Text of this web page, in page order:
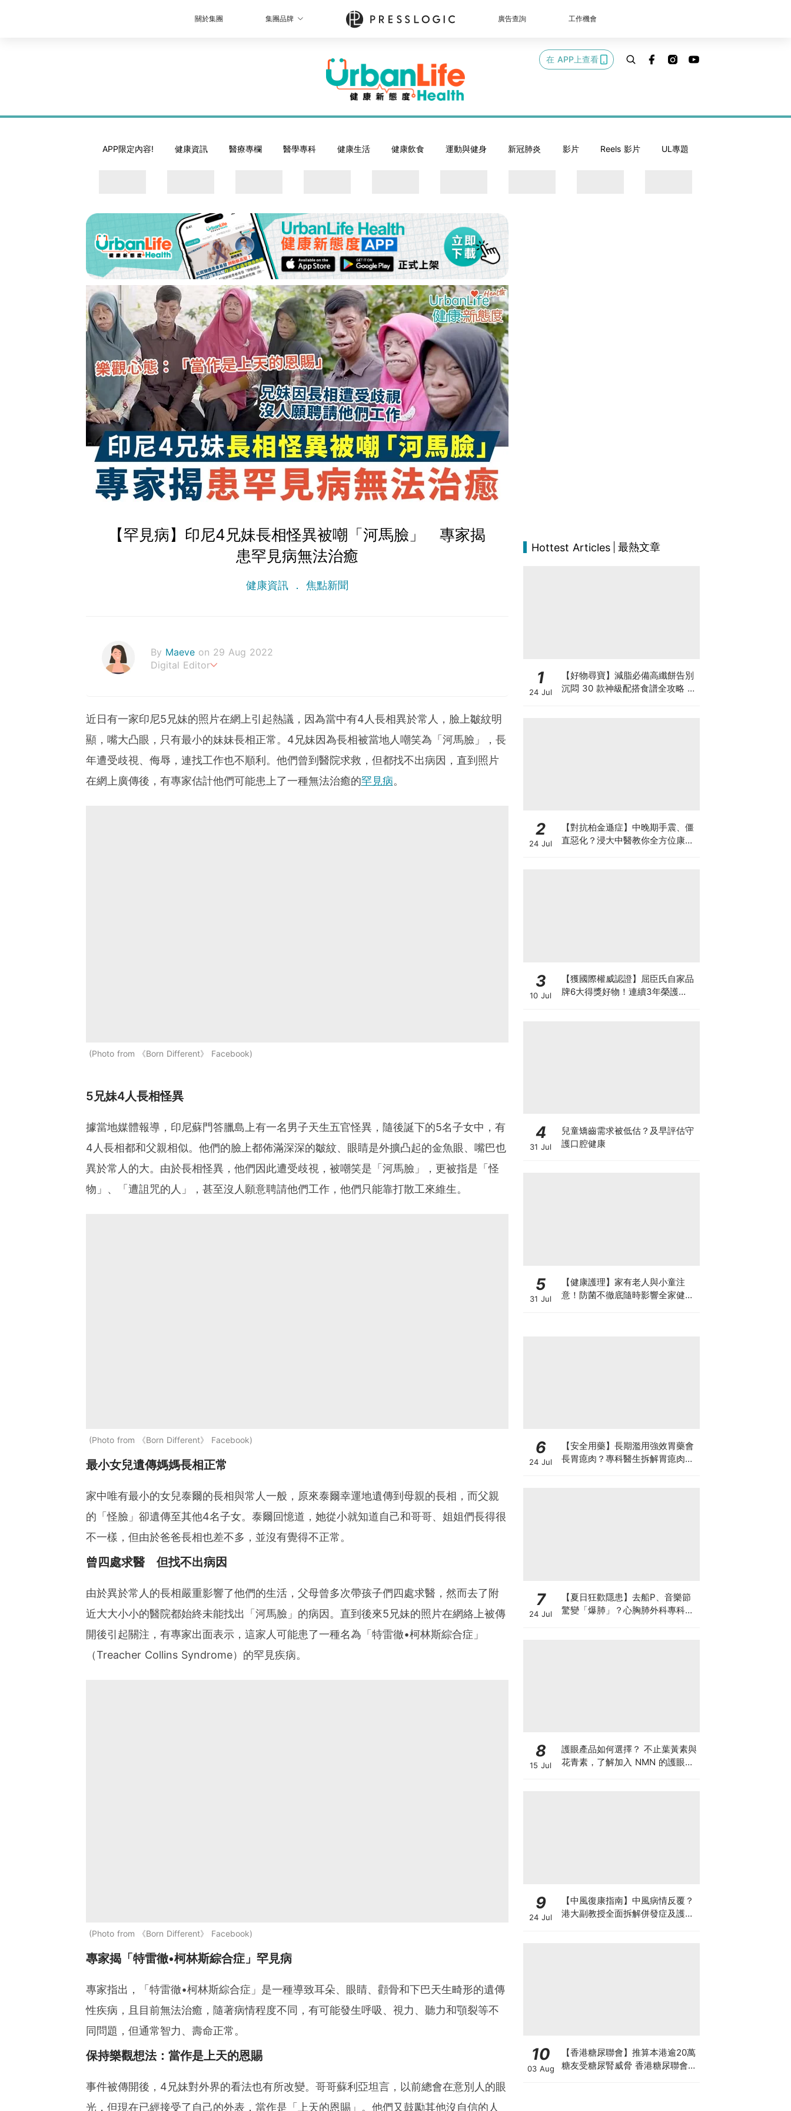
關於集團 集團品牌 廣告查詢 工作機會
在 APP上查看
APP限定內容! 健康資訊 醫療專欄 醫學專科 健康生活 健康飲食 運動與健身 新冠肺炎 影片 Reels 影片 UL專題
【罕見病】印尼4兄妹長相怪異被嘲「河馬臉」 專家揭
患罕見病無法治癒
健康資訊 焦點新聞
By Maeve on 29 Aug 2022
Digital Editor
近日有一家印尼5兄妹的照片在網上引起熱議，因為當中有4人長相異於常人，臉上皺紋明
顯，嘴大凸眼，只有最小的妹妹長相正常。4兄妹因為長相被當地人嘲笑為「河馬臉」，長
年遭受歧視、侮辱，連找工作也不順利。他們曾到醫院求救，但都找不出病因，直到照片
在網上廣傳後，有專家估計他們可能患上了一種無法治癒的罕見病。
Photo from 《Born Different》 Facebook
5兄妹4人長相怪異
據當地媒體報導，印尼蘇門答臘島上有一名男子天生五官怪異，隨後誕下的5名子女中，有
4人長相都和父親相似。他們的臉上都佈滿深深的皺紋、眼睛是外擴凸起的金魚眼、嘴巴也
異於常人的大。由於長相怪異，他們因此遭受歧視，被嘲笑是「河馬臉」，更被指是「怪
物」、「遭詛咒的人」，甚至沒人願意聘請他們工作，他們只能靠打散工來維生。
Photo from 《Born Different》 Facebook
最小女兒遺傳媽媽長相正常
家中唯有最小的女兒泰爾的長相與常人一般，原來泰爾幸運地遺傳到母親的長相，而父親
的「怪臉」卻遺傳至其他4名子女。泰爾回憶道，她從小就知道自己和哥哥、姐姐們長得很
不一樣，但由於爸爸長相也差不多，並沒有覺得不正常。
曾四處求醫 但找不出病因
由於異於常人的長相嚴重影響了他們的生活，父母曾多次帶孩子們四處求醫，然而去了附
近大大小小的醫院都始終未能找出「河馬臉」的病因。直到後來5兄妹的照片在網絡上被傳
開後引起關注，有專家出面表示，這家人可能患了一種名為「特雷徹•柯林斯綜合症」
（Treacher Collins Syndrome）的罕見疾病。
Photo from 《Born Different》 Facebook
專家揭「特雷徹•柯林斯綜合症」罕見病
專家指出，「特雷徹•柯林斯綜合症」是一種導致耳朵、眼睛、顴骨和下巴天生畸形的遺傳
性疾病，且目前無法治癒，隨著病情程度不同，有可能發生呼吸、視力、聽力和顎裂等不
同問題，但通常智力、壽命正常。
保持樂觀想法：當作是上天的恩賜
事件被傳開後，4兄妹對外界的看法也有所改變。哥哥蘇利亞坦言，以前總會在意別人的眼
光，但現在已經接受了自己的外表，當作是「上天的恩賜」。他們又鼓勵其他沒自信的人
Hottest Articles 最熱文章
1
24 Jul
【好物尋寶】減脂必備高纖餅告別
沉悶 30 款神級配搭食譜全攻略 日
2
24 Jul
【對抗柏金遜症】中晚期手震、僵
直惡化？浸大中醫教你全方位康復
3
10 Jul
【獲國際權威認證】屈臣氏自家品
牌6大得獎好物！連續3年榮護
4
31 Jul
兒童矯齒需求被低估？及早評估守
護口腔健康
5
31 Jul
【健康護理】家有老人與小童注
意！防菌不徹底隨時影響全家健康
6
24 Jul
【安全用藥】長期濫用強效胃藥會
長胃瘜肉？專科醫生拆解胃瘜肉癌
7
24 Jul
【夏日狂歡隱患】去船P、音樂節
驚變「爆肺」？心胸肺外科專科醫
8
15 Jul
護眼產品如何選擇？ 不止葉黃素與
花青素，了解加入 NMN 的護眼方
9
24 Jul
【中風復康指南】中風病情反覆？
港大副教授全面拆解併發症及護理
10
03 Aug
【香港糖尿聯會】推算本港逾20萬
糖友受糖尿腎威脅 香港糖尿聯會